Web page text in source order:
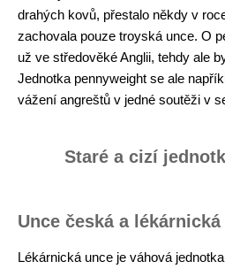
drahých kovů, přestalo někdy v
zachovala pouze troyská unce. O
už ve středověké Anglii, tehdy ale
Jednotka pennyweight se ale
vážení angreštů v jedné soutěži v
Staré a cizí
Unce česká a lékárnická
Lékárnická unce je váhová